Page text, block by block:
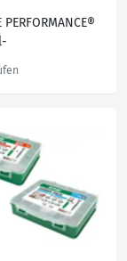
PERFORMANCE®